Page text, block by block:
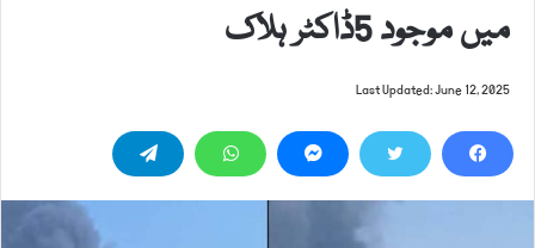
میں موجود 5ڈاکٹر ہلاک
Last Updated: June 12, 2025